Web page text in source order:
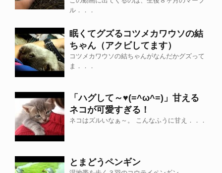
ル．．．
眠くてグズるコツメカワウソの結
ちゃん（アクビしてます）
コツメカワウソの結ちゃんがなんだかグズって
ま．．．
「ハグして～♥(=^ω^=)」甘える
ネコが可愛すぎる！
ネコはズルいなぁ～。 こんなふうに甘え．．．
とまどうペンギン